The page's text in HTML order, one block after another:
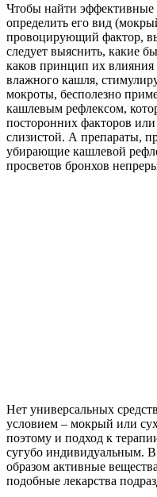
Чтобы найти эффективные
определить его вид
провоцирующий фактор,
следует выяснить, какие
каков принцип их влияния
влажного кашля,
мокроты, бесполезно
кашлевым рефлексом,
посторонних факторов
слизистой. А препараты,
убирающие кашлевой
просветов бронхов
Нет универсальных
условием – мокрый или
поэтому и подход к
сугубо индивидуальным.
образом активные
подобные лекарства